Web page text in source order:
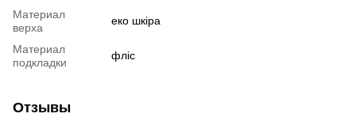
Материал
верха
еко шкіра
Материал
подкладки
фліс
Отзывы